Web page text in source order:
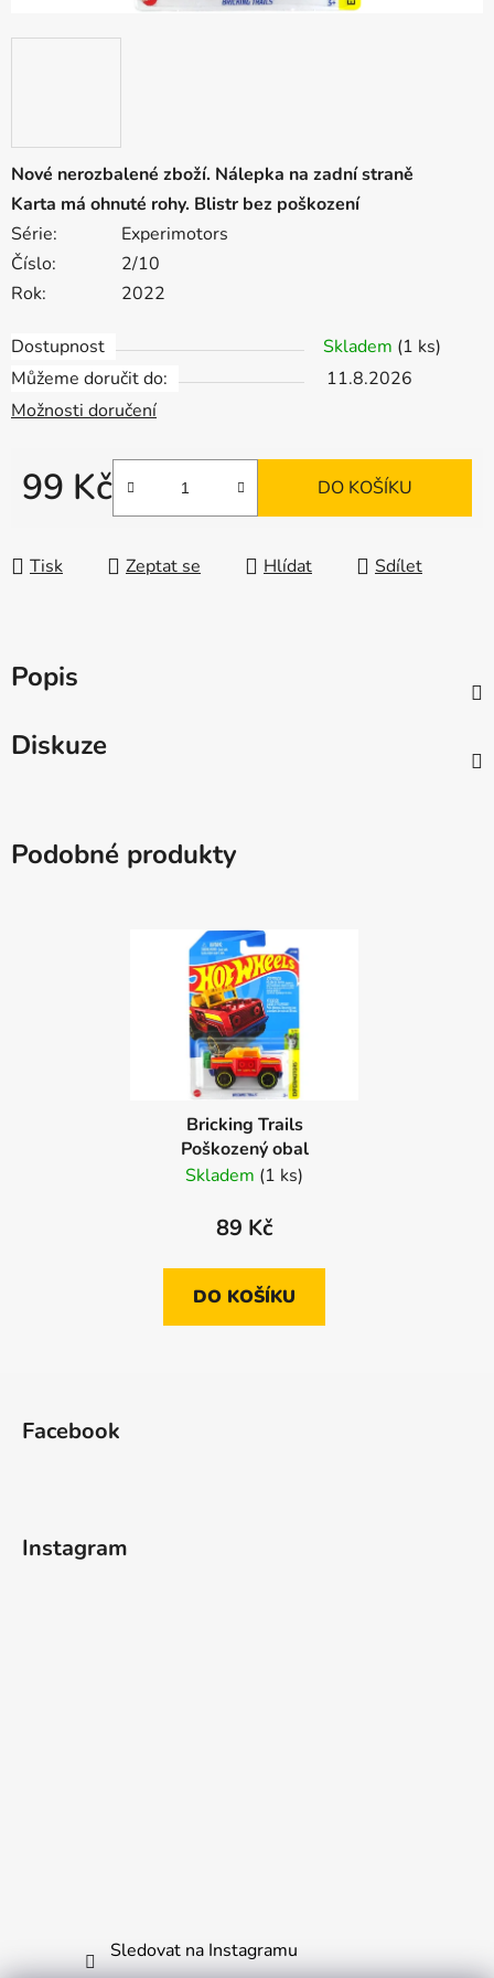
Nové nerozbalené zboží. Nálepka na zadní straně
Karta má ohnuté rohy. Blistr bez poškození
Série:
Experimotors
Číslo:
2/10
Rok:
2022
Dostupnost Skladem (1 ks)
Můžeme doručit do:
11.8.2026
Možnosti doručení
99 Kč
Měrná cena:
DO KOŠÍKU
Tisk Zeptat se Hlídat Sdílet
Popis
Diskuze
Podobné produkty
Bricking Trails
Poškozený obal
Skladem (1 ks)
89 Kč
DO KOŠÍKU
Facebook
Instagram
Sledovat na Instagramu